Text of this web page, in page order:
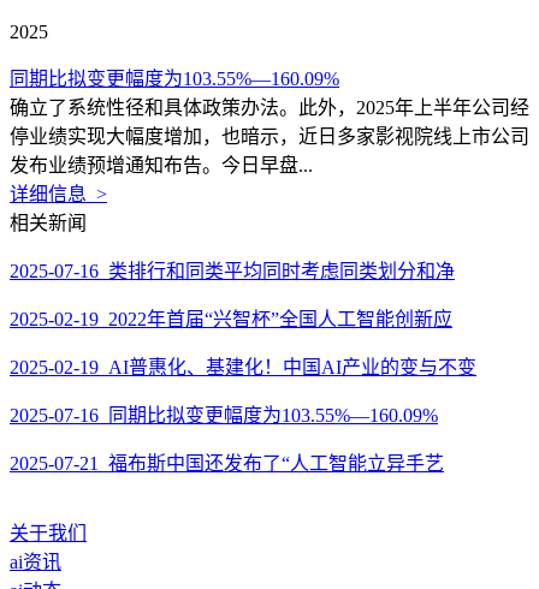
2025
同期比拟变更幅度为103.55%—160.09%
确立了系统性径和具体政策办法。此外，2025年上半年公司经
停业绩实现大幅度增加，也暗示，近日多家影视院线上市公司
发布业绩预增通知布告。今日早盘...
详细信息 >
相关新闻
2025-07-16 类排行和同类平均同时考虑同类划分和净
2025-02-19 2022年首届“兴智杯”全国人工智能创新应
2025-02-19 AI普惠化、基建化！中国AI产业的变与不变
2025-07-16 同期比拟变更幅度为103.55%—160.09%
2025-07-21 福布斯中国还发布了“人工智能立异手艺
关于我们
ai资讯